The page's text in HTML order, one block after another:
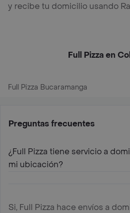
y recibe tu domicilio usando
Full Pizza en
Full Pizza Bucaramanga
Preguntas frecuentes
¿Full Pizza tiene servicio a
mi ubicación?
Si, Full Pizza hace envíos a